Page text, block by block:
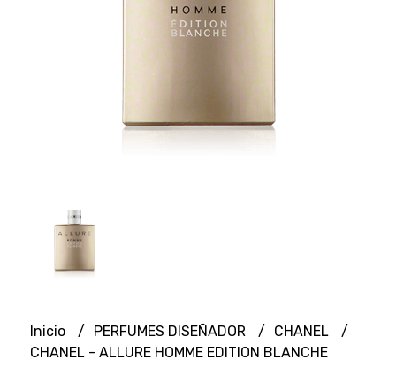
Inicio PERFUMES DISEÑADOR
CHANEL
CHANEL - ALLURE HOMME EDITION BLANCHE